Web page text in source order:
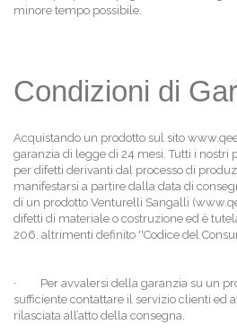
minore tempo possibile.
Condizioni di
Acquistando un prodotto sul sito
garanzia di legge di 24 mesi. Tutti i nostri
per difetti derivanti dal processo di
manifestarsi a partire dalla data di
di un prodotto Venturelli Sangalli
difetti di materiale o costruzione ed è
206, altrimenti definito ''Codice del
·
Per avvalersi della garanzia su un
sufficiente contattare il servizio clienti ed
rilasciata all’atto della consegna.